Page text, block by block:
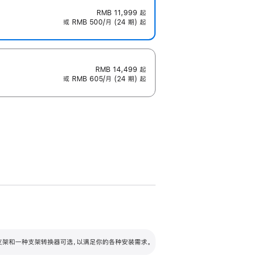
RMB 11,999 起
或 RMB 500/月 (24 期) 起
RMB 14,499 起
或 RMB 605/月 (24 期) 起
毫米的高度调节范围。
一种支架转换器可选，以满足你的各种安装需求。